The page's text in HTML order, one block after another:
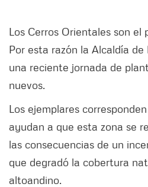
Los Cerros Orientales son el
Por esta razón la Alcaldía
una reciente jornada de
nuevos.
Los ejemplares
ayudan a que esta zona se
las consecuencias de un
que degradó la cobertura
altoandino.